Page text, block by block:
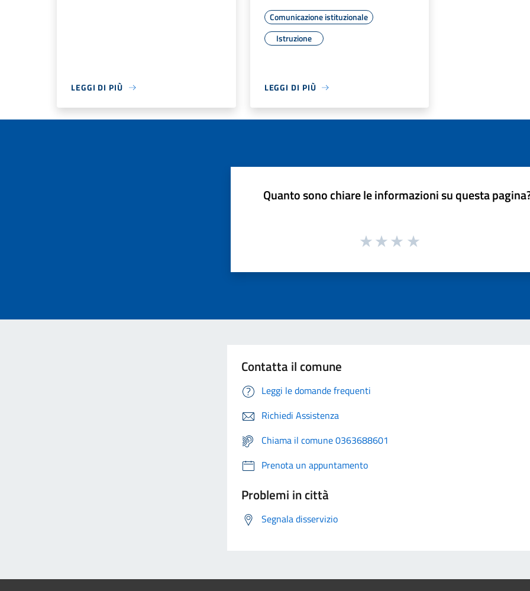
LEGGI DI PIÙ
Comunicazione istituzionale
Istruzione
LEGGI DI PIÙ
Quanto sono chiare le informazioni su questa
Contatta il comune
Leggi le domande frequenti
Richiedi Assistenza
Chiama il comune 0363688601
Prenota un appuntamento
Problemi in città
Segnala disservizio